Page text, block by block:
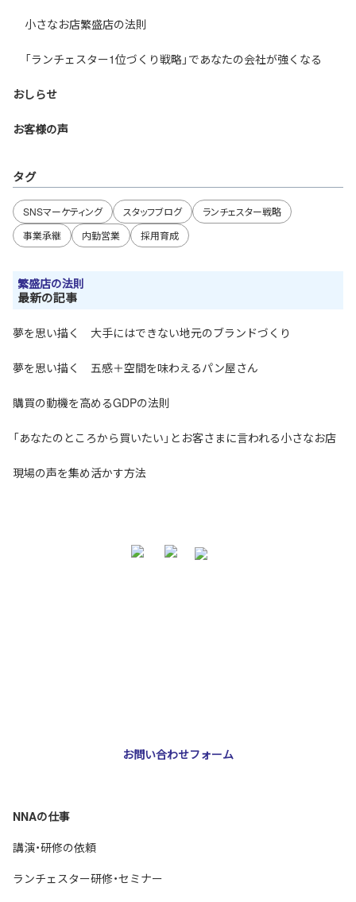
小さなお店繁盛店の法則
「ランチェスター1位づくり戦略」であなたの会社が強くなる
おしらせ
お客様の声
タグ
SNSマーケティング スタッフブログ
ランチェスター戦略
事業承継
内勤営業 採用育成
繁盛店の法則
最新の記事
夢を思い描く 大手にはできない地元のブランドづくり
夢を思い描く 五感＋空間を味わえるパン屋さん
購買の動機を高めるGDPの法則
「あなたのところから買いたい」とお客さまに言われる小さなお店
現場の声を集め活かす方法
お問い合わせフォーム
NNAの仕事
講演・研修の依頼
ランチェスター研修・セミナー